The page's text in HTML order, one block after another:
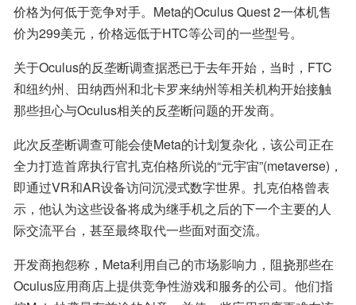
价格为何低于竞争对手。Meta的Oculus Quest 2一体机售
价为299美元，价格远低于HTC等公司的一些型号。
关于Oculus的反垄断调查据悉已于去年开始，当时，FTC
和纽约州、田纳西州和北卡罗来纳州等相关机构开始接触
那些担心与Oculus相关的反垄断问题的开发商。
此次反垄断调查可能会使Meta的计划复杂化，该公司正在
全力打造首席执行官扎克伯格所说的“元宇宙”(metaverse)，
即通过VR和AR设备访问沉浸式数字世界。扎克伯格曾表
示，他认为这些设备将成为继手机之后的下一个主要的人
际交流平台，甚至最终取代一些面对面交流。
开发商抱怨称，Meta利用自己的市场影响力，阻挠那些在
Oculus应用商店上提供竞争性游戏和服务的公司。他们指